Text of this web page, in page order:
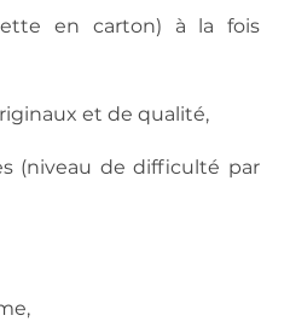
en carton) à la fois
et de qualité,
(niveau de difficulté par